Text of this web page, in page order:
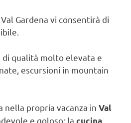
Gardena vi consentirà di
di qualità molto elevata e
escursioni in mountain
propria vacanza in Val
e goloso: la cucina